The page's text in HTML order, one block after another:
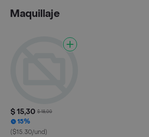
Maquillaje
$ 15,30 $ 18,00
15%
($15.30/und)